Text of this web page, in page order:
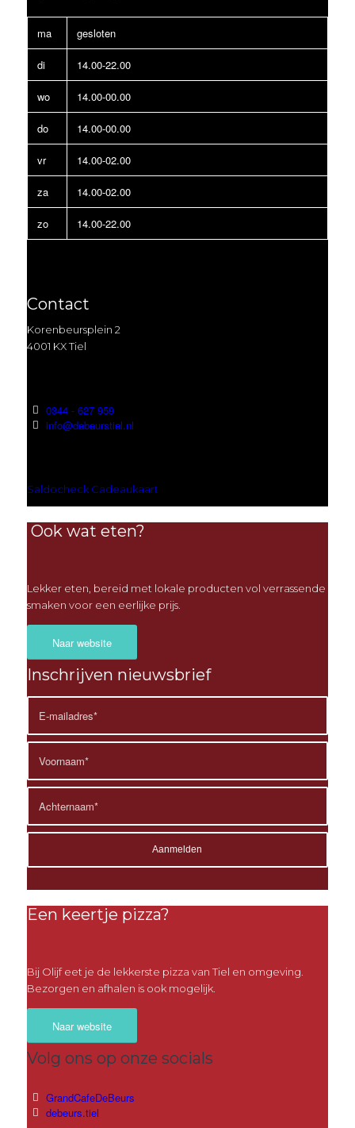
ma gesloten
di 14.00-22.00
wo 14.00-00.00
do 14.00-00.00
vr 14.00-02.00
za 14.00-02.00
zo 14.00-22.00
Contact
Korenbeursplein 2
4001 KX Tiel
0344 - 627 959
info@debeurstiel.nl
Saldocheck Cadeaukaart
Ook wat eten?
Lekker eten, bereid met lokale producten vol verrassende
smaken voor een eerlijke prijs.
Naar website
Inschrijven nieuwsbrief
Een keertje pizza?
Bij Olijf eet je de lekkerste pizza van Tiel en omgeving.
Bezorgen en afhalen is ook mogelijk.
Naar website
Volg ons op onze socials
GrandCafeDeBeurs
debeurs.tiel